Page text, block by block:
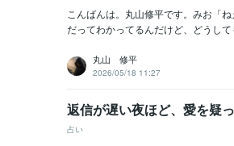
こんばんは。丸山修平です。みお
だってわかってるんだけど、どうし
丸山 修平
2026/05/18 11:27
返信が遅い夜ほど、愛を疑
占い